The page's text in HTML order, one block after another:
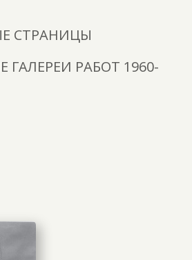
СТРАНИЦЫ
ГАЛЕРЕИ РАБОТ 1960-